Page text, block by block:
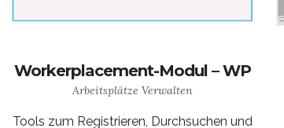
Workerplacement-Modul – WP
Arbeitsplätze Verwalten
Tools zum Registrieren, Durchsuchen und